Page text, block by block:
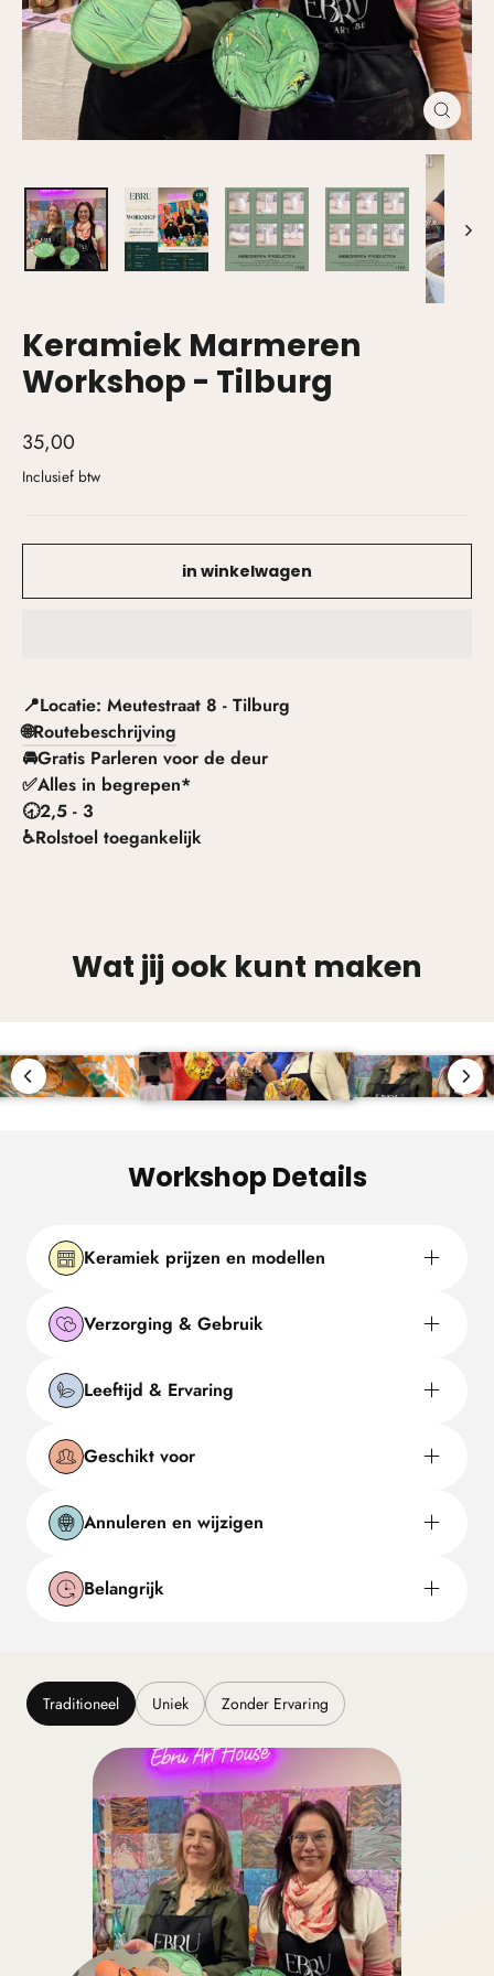
Keramiek Marmeren
Workshop - Tilburg
35,00
Inclusief btw
in winkelwagen
📍Locatie: Meutestraat 8 - Tilburg
🌐Routebeschrijving
🚘Gratis Parleren voor de deur
✅Alles in begrepen*
🕣2,5 - 3
♿️Rolstoel toegankelijk
Wat jij ook kunt maken
Workshop Details
Keramiek prijzen en modellen
Verzorging & Gebruik
Leeftijd & Ervaring
Geschikt voor
Annuleren en wijzigen
Belangrijk
Traditioneel Uniek Zonder Ervaring